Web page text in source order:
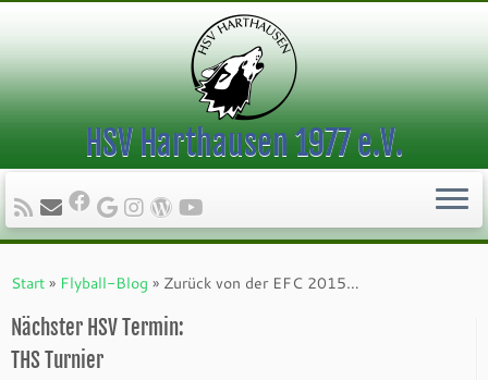
Inhalt
HSV Harthausen 1977 e.V.
Start » Flyball-Blog » Zurück von der EFC 2015…
Nächster HSV Termin:
THS Turnier